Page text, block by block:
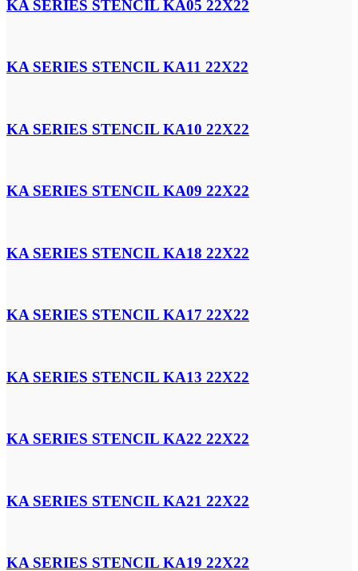
KA SERIES STENCIL KA05 22X22
KA SERIES STENCIL KA11 22X22
KA SERIES STENCIL KA10 22X22
KA SERIES STENCIL KA09 22X22
KA SERIES STENCIL KA18 22X22
KA SERIES STENCIL KA17 22X22
KA SERIES STENCIL KA13 22X22
KA SERIES STENCIL KA22 22X22
KA SERIES STENCIL KA21 22X22
KA SERIES STENCIL KA19 22X22